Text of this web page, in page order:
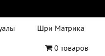
Шри Матрика
0 товаров